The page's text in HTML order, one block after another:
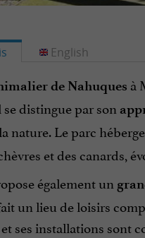
de Nahuques à
distingue par son
nature. Le parc
et des canards,
également un
un lieu de loisirs
ses installations sont
English